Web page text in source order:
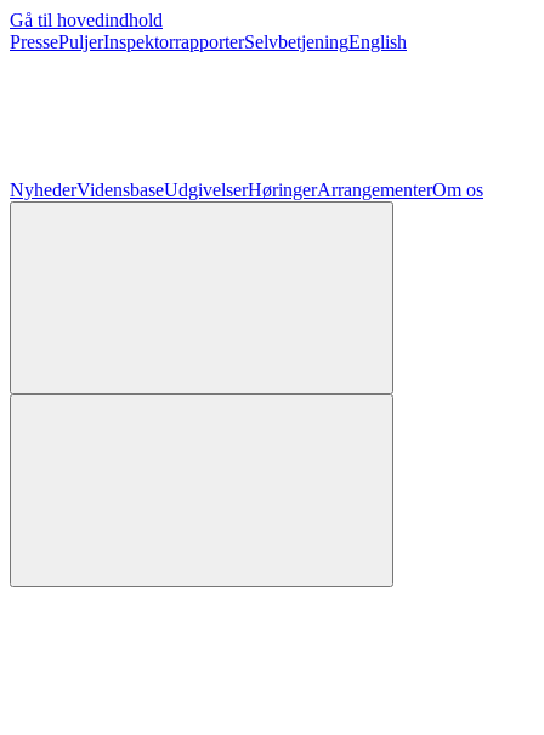
Gå til hovedindhold
PressePuljerInspektorrapporterSelvbetjeningEnglish
NyhederVidensbaseUdgivelserHøringerArrangementerOm os